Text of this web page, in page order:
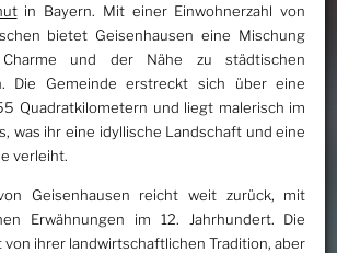
in Bayern. Mit einer Einwohnerzahl von
bietet Geisenhausen eine Mischung
und der Nähe zu städtischen
Die Gemeinde erstreckt sich über eine
Quadratkilometern und liegt malerisch im
was ihr eine idyllische Landschaft und eine
verleiht.
Geisenhausen reicht weit zurück, mit
Erwähnungen im 12. Jahrhundert. Die
von ihrer landwirtschaftlichen Tradition, aber